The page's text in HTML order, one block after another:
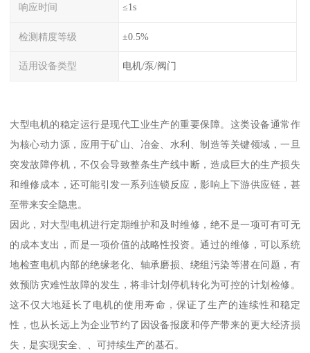
响应时间 ≤1s
检测精度等级 ±0.5%
适用设备类型 电机/泵/阀门
大型电机的稳定运行是现代工业生产的重要保障。这类设备通常作
为核心动力源，应用于矿山、冶金、水利、制造等关键领域，一旦
突发故障停机，不仅会导致整条生产线中断，造成巨大的生产损失
和维修成本，还可能引发一系列连锁反应，影响上下游供应链，甚
至带来安全隐患。
因此，对大型电机进行定期维护和及时维修，绝不是一项可有可无
的成本支出，而是一项价值的战略性投资。通过的维修，可以系统
地检查电机内部的绝缘老化、轴承磨损、绕组污染等潜在问题，有
效预防灾难性故障的发生，将非计划停机转化为可控的计划检修。
这不仅大地延长了电机的使用寿命，保证了生产的连续性和稳定
性，也从长远上为企业节约了因设备报废和停产带来的更大经济损
失，是实现安全、、可持续生产的基石。